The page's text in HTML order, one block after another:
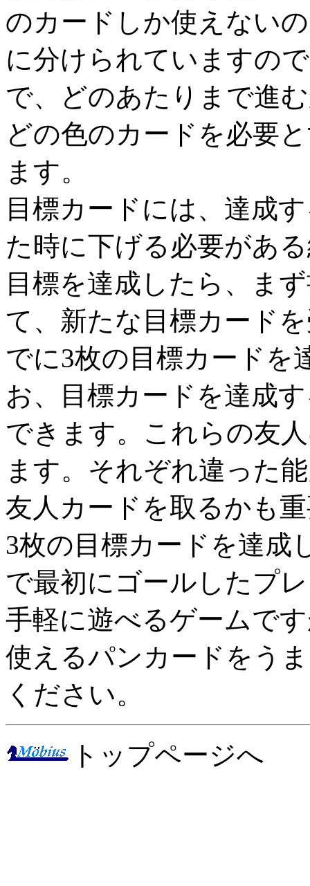
のカードしか使えない
に分けられていますの
で、どのあたりまで進
どの色のカードを必要
ます。
目標カードには、達成
た時に下げる必要があ
目標を達成したら、ま
て、新たな目標カード
でに3枚の目標カードを
お、目標カードを達成
できます。これらの友
ます。それぞれ違った
友人カードを取るかも
3枚の目標カードを達成
で最初にゴールしたプ
手軽に遊べるゲームで
使えるパンカードをう
ください。
トップページへ